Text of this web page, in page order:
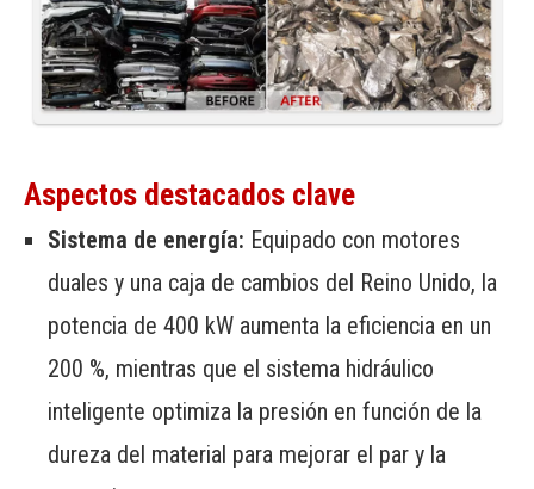
Aspectos destacados clave
Sistema de energía: Equipado con motores
duales y una caja de cambios del Reino Unido, la
potencia de 400 kW aumenta la eficiencia en un
200 %, mientras que el sistema hidráulico
inteligente optimiza la presión en función de la
dureza del material para mejorar el par y la